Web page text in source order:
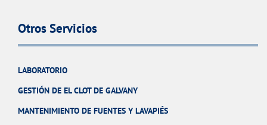
Otros Servicios
LABORATORIO
GESTIÓN DE EL CLOT DE GALVANY
MANTENIMIENTO DE FUENTES Y LAVAPIÉS